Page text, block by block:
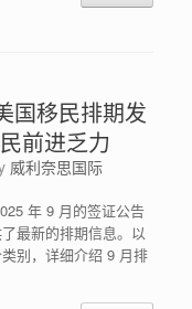
国移民排期发
前进乏力
威利奈思国际
年 9 月的签证公告
最新的排期信息。以
别，详细介绍 9 月排